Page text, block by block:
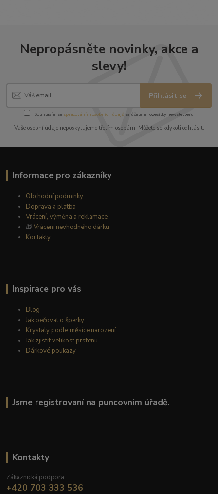
Nepropásněte novinky, akce a
slevy!
Přihlásit se
Souhlasím se zpracováním osobních údajůza účelem rozesílky newsletteru.
Vaše osobní údaje neposkytujeme třetím osobám. Můžete se kdykoli odhlásit.
Informace pro zákazníky
Obchodní podmínky
Doprava a platba
Vrácení, výměna a reklamace
🎁Vrácení nevhodného dárku
Kontakty
Inspirace pro vás
Blog
Jak pečovat o šperky
Krystaly podle měsíce narození
Jak zjistit velikost prstenu
Dárkové poukazy
Jsme registrovaní na puncovním úřadě.
Kontakty
Zákaznická podpora
+420 703 333 536